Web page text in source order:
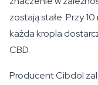
zostają stałe. Przy
każda kropla
CBD.
Producent Cibdol